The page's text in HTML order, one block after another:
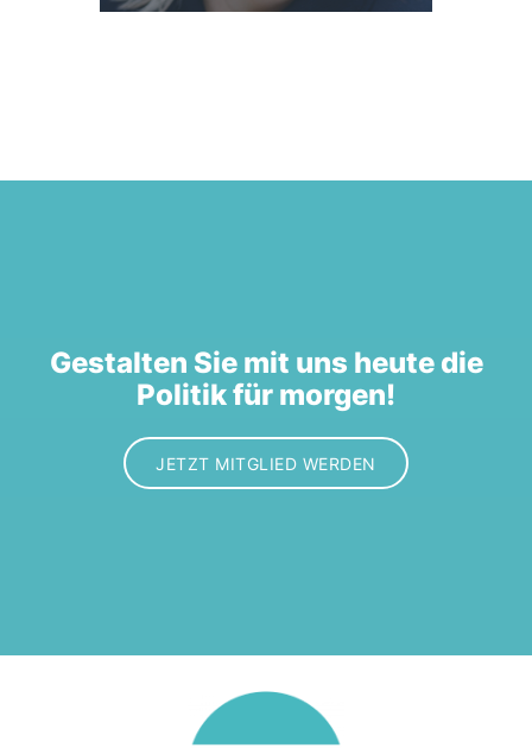
Gestalten Sie mit uns heute die
Politik für morgen!
JETZT MITGLIED WERDEN